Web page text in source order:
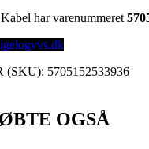
har varenummeret
(SKU): 5705152533936
OGSÅ